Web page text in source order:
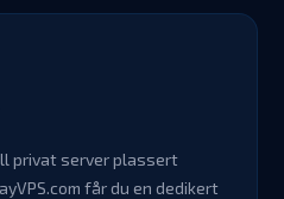
privat server plassert
får du en dedikert